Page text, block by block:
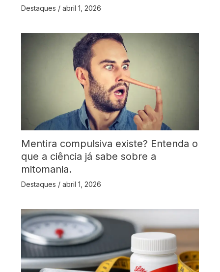
Destaques / abril 1, 2026
Mentira compulsiva existe? Entenda o
que a ciência já sabe sobre a
mitomania.
Destaques / abril 1, 2026